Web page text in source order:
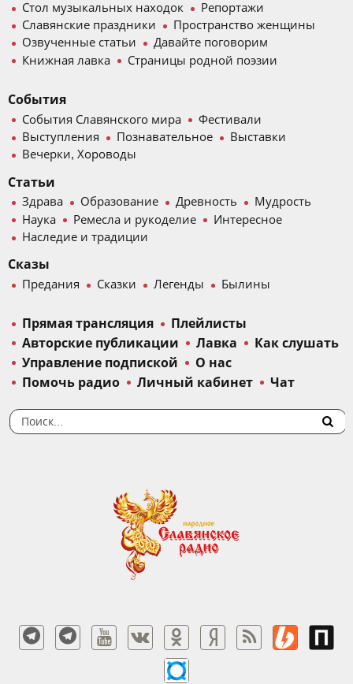
Стол музыкальных находок
Репортажи
Славянские праздники
Пространство женщины
Озвученные статьи
Давайте поговорим
Книжная лавка
Страницы родной поэзии
События
События Славянского мира
Фестивали
Выступления
Познавательное
Выставки
Вечерки, Хороводы
Статьи
Здрава Образование Древность
Мудрость
Наука
Ремесла и рукоделие
Интересное
Наследие и традиции
Сказы
Предания Сказки Легенды Былины
Прямая трансляция
Плейлисты
Авторские публикации
Лавка
Как слушать
Управление подпиской
О нас
Помочь радио
Личный кабинет Чат